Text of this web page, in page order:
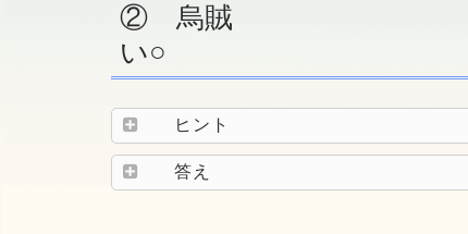
② 烏賊
い○
ヒント
答え